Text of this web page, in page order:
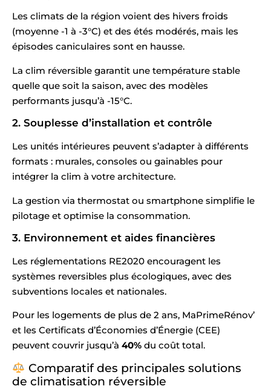
Les climats de la région voient des hivers froids
(moyenne -1 à -3°C) et des étés modérés, mais les
épisodes caniculaires sont en hausse.
La clim réversible garantit une température stable
quelle que soit la saison, avec des modèles
performants jusqu’à -15°C.
2. Souplesse d’installation et contrôle
Les unités intérieures peuvent s’adapter à différents
formats : murales, consoles ou gainables pour
intégrer la clim à votre architecture.
La gestion via thermostat ou smartphone simplifie le
pilotage et optimise la consommation.
3. Environnement et aides financières
Les réglementations RE2020 encouragent les
systèmes reversibles plus écologiques, avec des
subventions locales et nationales.
Pour les logements de plus de 2 ans, MaPrimeRénov’
et les Certificats d’Économies d’Énergie (CEE)
peuvent couvrir jusqu’à 40% du coût total.
Comparatif des principales solutions
de climatisation réversible